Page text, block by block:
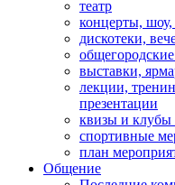
театр
концерты,
дискотеки,
выставки,
лекции,
презентации
квизы и клубы
спортивные
план
Общение